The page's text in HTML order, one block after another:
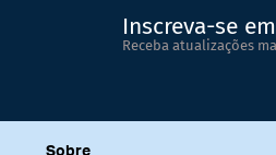
Inscreva-se
Receba atualizações
Sobre